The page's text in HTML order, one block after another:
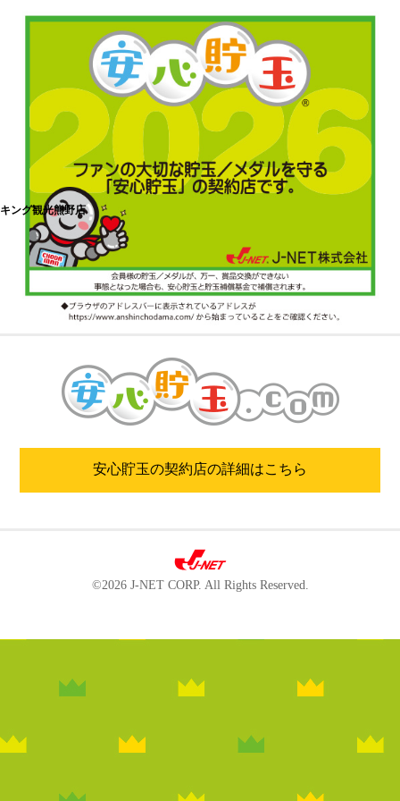
キング観光熊野店
安心貯玉の契約店の詳細はこちら
©2026 J-NET CORP. All Rights Reserved.